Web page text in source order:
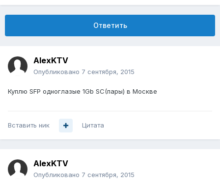
Ответить
AlexKTV
Опубликовано 7 сентября, 2015
Куплю SFP одноглазые 1Gb SC(пары) в Москве
Вставить ник Цитата
AlexKTV
Опубликовано 7 сентября, 2015